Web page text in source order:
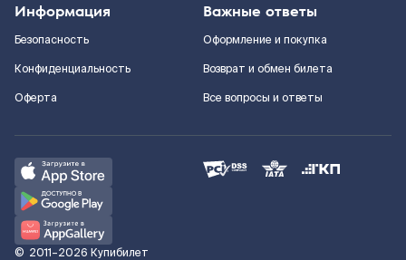
Информация
Безопасность
Конфиденциальность
Оферта
Важные ответы
Оформление и покупка
Возврат и обмен билета
Все вопросы и ответы
© 2011–2026 Купибилет